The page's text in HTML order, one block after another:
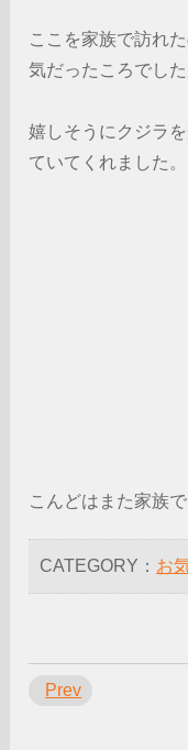
ここを家族で訪れ
気だったころでした
嬉しそうにクジラ
ていてくれました。
こんどはまた家族
CATEGORY： お
Prev